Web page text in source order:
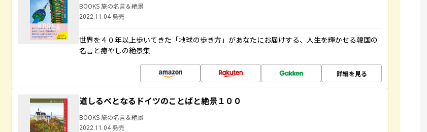
BOOKS 旅の名言＆絶景
2022.11.04 発売
世界を４０年以上歩いてきた「地球の歩き方」があなたにお届けする、人生を輝かせる韓国の
名言と癒やしの絶景集
詳細を見る
道しるべとなるドイツのことばと絶景１００
BOOKS 旅の名言＆絶景
2022.11.04 発売